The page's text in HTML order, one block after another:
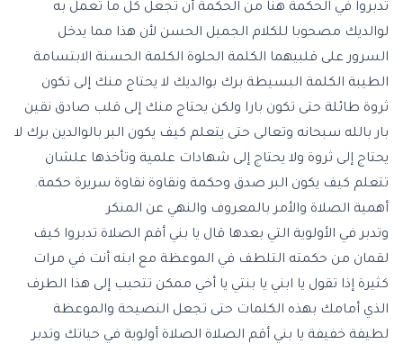
تدبروا في الحكمة هنا من الحكمة أن تجعل كل ما تعمل به
لوالديك مصحوبا للكلام الجميل الحسن لأن هذا مما يدخل
السرور على قلبيهما الكلمة الحلوة الكلمة الحسنة الابتسامة
الطيبة الكلمة البسيطة برك بوالديك لا يحتاج منك إلى تكون
ثروة طائلة حتى تكون بارا ولكن يحتاج منك إلى قلب صادق نقين
بار بالله سبحانه وتعالى حتى يتعلم كيف يكون البر بالوالدين برك لا
يحتاج إلى ثروة ولا يحتاج إلى شهادات علمية وتأخذها علشان
تتعلم كيف يكون البر صدق وحكمة ونقاوة نقاوة سريرة حكمة.
أهمية الصلاة والأمر بالمعروف والنهي عن المنكر
وتدبر في الأولوية التي بعدها قال يا بني أقم الصلاة تدبروا كيف
لقمان من حكمته التلطف في الموعظة مع ابنه أنت في مرات
كثيرة إذا تقول يا ابني يا بنتي يا أخي ممكن تتحبب إلى هذا الطرف
الذي أمامك بهذه الكلمات حتى تجعل النصيحة والموعظة
لطيفة خفيفة يا بني أقم الصلاة الصلاة أولوية في حياتك وتدبر